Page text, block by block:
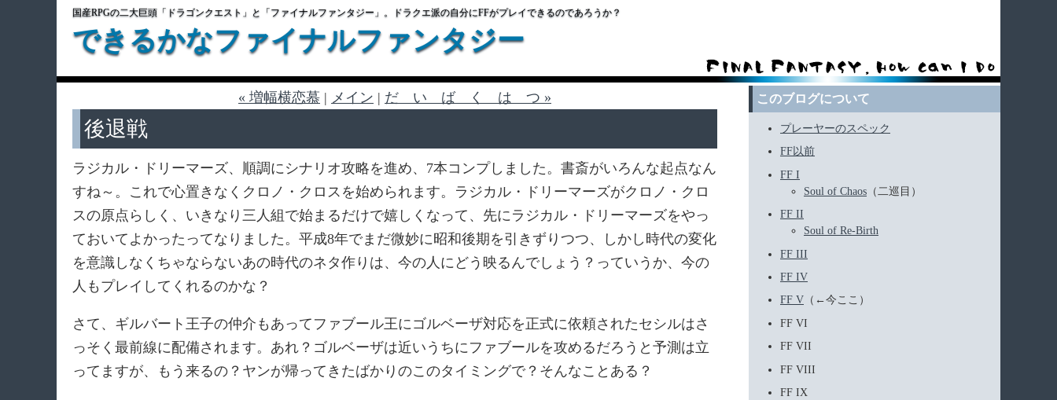
国産RPGの二大巨頭「ドラゴンクエスト」と「ファイナルファンタジー」。ドラクエ派の自分にFFがプレイできるのであろうか？
できるかなファイナルファンタジー
« 増幅横恋慕 | メイン | だ い ば く は つ »
後退戦
ラジカル・ドリーマーズ、順調にシナリオ攻略を進め、7本コンプしました。書斎がいろんな起点なん
すね～。これで心置きなくクロノ・クロスを始められます。ラジカル・ドリーマーズがクロノ・クロ
スの原点らしく、いきなり三人組で始まるだけで嬉しくなって、先にラジカル・ドリーマーズをやっ
ておいてよかったってなりました。平成8年でまだ微妙に昭和後期を引きずりつつ、しかし時代の変化
を意識しなくちゃならないあの時代のネタ作りは、今の人にどう映るんでしょう？っていうか、今の
人もプレイしてくれるのかな？
さて、ギルバート王子の仲介もあってファブール王にゴルベーザ対応を正式に依頼されたセシルはさ
っそく最前線に配備されます。あれ？ゴルベーザは近いうちにファブールを攻めるだろうと予測は立
ってますが、もう来るの？ヤンが帰ってきたばかりのこのタイミングで？そんなことある？
このブログについて
プレーヤーのスペック
FF以前
FF I
Soul of Chaos （二巡目）
FF II
Soul of Re-Birth
FF III
FF IV
FF V （←今ここ）
FF VI
FF VII
FF VIII
FF IX